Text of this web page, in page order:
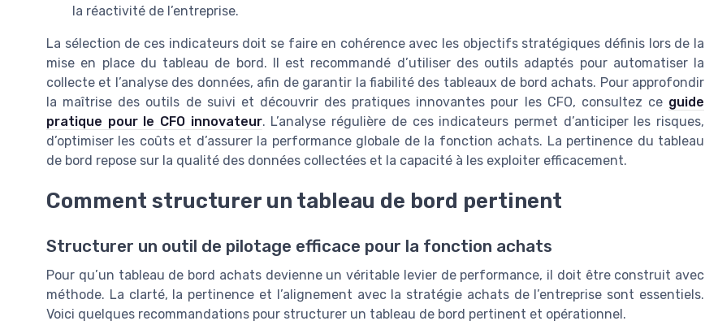
la réactivité de l’entreprise.
La sélection de ces indicateurs doit se faire en cohérence avec les objectifs stratégiques définis lors de la
mise en place du tableau de bord. Il est recommandé d’utiliser des outils adaptés pour automatiser la
collecte et l’analyse des données, afin de garantir la fiabilité des tableaux de bord achats. Pour approfondir
la maîtrise des outils de suivi et découvrir des pratiques innovantes pour les CFO, consultez ce guide
pratique pour le CFO innovateur. L’analyse régulière de ces indicateurs permet d’anticiper les risques,
d’optimiser les coûts et d’assurer la performance globale de la fonction achats. La pertinence du tableau
de bord repose sur la qualité des données collectées et la capacité à les exploiter efficacement.
Comment structurer un tableau de bord pertinent
Structurer un outil de pilotage efficace pour la fonction achats
Pour qu’un tableau de bord achats devienne un véritable levier de performance, il doit être construit avec
méthode. La clarté, la pertinence et l’alignement avec la stratégie achats de l’entreprise sont essentiels.
Voici quelques recommandations pour structurer un tableau de bord pertinent et opérationnel.